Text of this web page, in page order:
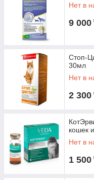
Нет в
9 000
Стоп-
30мл
Нет в
2 300
кошек
Нет в
1 500